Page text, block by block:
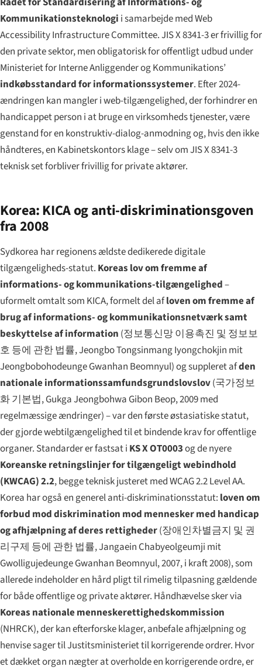
Kommunikationsteknologi i samarbejde med Web
Accessibility Infrastructure Committee. JIS X 8341-3 er frivillig for
den private sektor, men obligatorisk for offentligt udbud under
Ministeriet for Interne Anliggender og Kommunikations’
indkøbsstandard for informationssystemer. Efter 2024-
ændringen kan mangler i web-tilgængelighed, der forhindrer en
handicappet person i at bruge en virksomheds tjenester, være
genstand for en konstruktiv-dialog-anmodning og, hvis den ikke
håndteres, en Kabinetskontors klage – selv om JIS X 8341-3
teknisk set forbliver frivillig for private aktører.
Korea: KICA og anti-diskriminationsgoven
fra 2008
Sydkorea har regionens ældste dedikerede digitale
tilgængeligheds-statut. Koreas lov om fremme af
informations- og kommunikations-tilgængelighed–
uformelt omtalt som KICA, formelt del afloven om fremme af
brug af informations- og kommunikationsnetværk samt
beskyttelse af information (정보통신망 이용촉진 및 정보보
호 등에 관한 법률,Jeongbo Tongsinmang Iyongchokjin mit
Jeongbobohodeunge Gwanhan Beomnyul) og suppleret afden
nationale informationssamfundsgrundslovslov(국가정보
화 기본법,Gukga Jeongbohwa Gibon Beop, 2009 med
regelmæssige ændringer) – var den første østasiatiske statut,
der gjorde webtilgængelighed til et bindende krav for offentlige
organer. Standarder er fastsat i KS X OT0003og de nyere
Koreanske retningslinjer for tilgængeligt webindhold
(KWCAG) 2.2, begge teknisk justeret med WCAG 2.2 Level AA.
Korea har også en generel anti-diskriminationsstatut: loven om
forbud mod diskrimination mod mennesker med handicap
og afhjælpning af deres rettigheder(장애인차별금지 및 권
리구제 등에 관한 법률,Jangaein Chabyeolgeumji mit
Gwolligujedeunge Gwanhan Beomnyul, 2007, i kraft 2008), som
allerede indeholder en hård pligt til rimelig tilpasning gældende
for både offentlige og private aktører. Håndhævelse sker via
Koreas nationale menneskerettighedskommission
(NHRCK), der kan efterforske klager, anbefale afhjælpning og
henvise sager til Justitsministeriet til korrigerende ordrer. Hvor
et dækket organ nægter at overholde en korrigerende ordre, er